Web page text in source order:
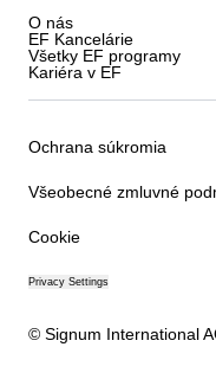
O nás
EF Kancelárie
Všetky EF programy
Kariéra v EF
Ochrana súkromia
Všeobecné zmluvné
Cookie
Privacy Settings
© Signum International